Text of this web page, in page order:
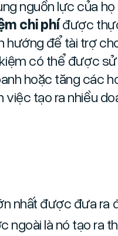
nguồn lực của họ
chi phíđược
hướng để tài trợ
có thể được
hoặc tăng các
việc tạo ra nhiều
nhất được đưa ra
ngoài là nó tạo ra